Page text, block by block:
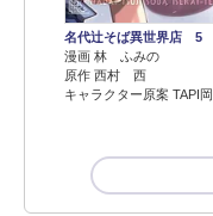
名代辻そば異世界店 5
漫画 林 ふみの
原作 西村 西
キャラクター原案 TAPI岡